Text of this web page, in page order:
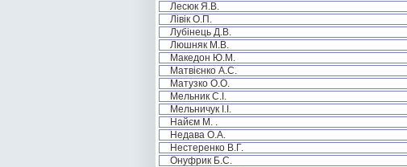
Лесюк Я.В.
Лівік О.П.
Лубінець Д.В.
Люшняк М.В.
Македон Ю.М.
Матвієнко А.С.
Матузко О.О.
Мельник С.І.
Мельничук І.І.
Найєм М. .
Недава О.А.
Нестеренко В.Г.
Онуфрик Б.С.